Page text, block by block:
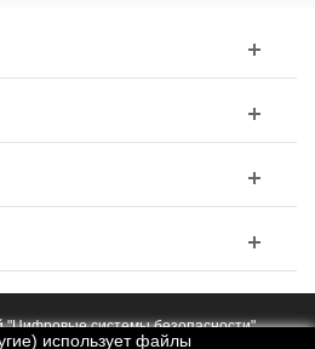
использует файлы
"Цифровые системы безопасности"